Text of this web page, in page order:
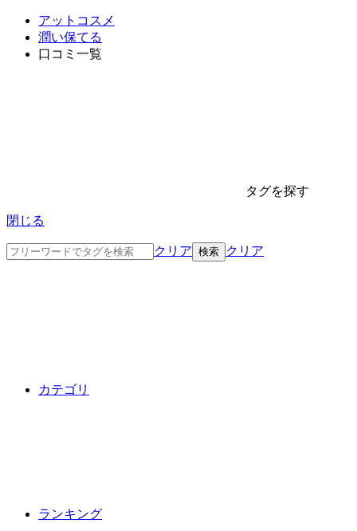
アットコスメ
潤い保てる
口コミ一覧
タグを探す
閉じる
クリア クリア
カテゴリ
ランキング